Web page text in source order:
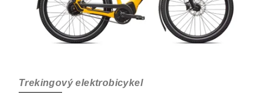
Trekingový elektrobicykel